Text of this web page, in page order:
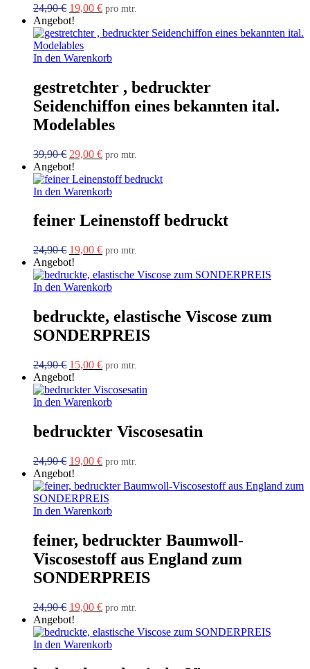
24,90€ Ursprünglicher
Preis
war:
24,90 €
19,00 €Aktueller
ist:
pro mtr.
Angebot!
In den Warenkorb
gestretchter , bedruckter
Seidenchiffon eines bekannten ital.
Modelables
39,90€ Ursprünglicher
Preis
war:
39,90 €
29,00 €Aktueller
ist:
29,00 €.
pro mtr.
Angebot!
In den Warenkorb
feiner Leinenstoff bedruckt
24,90€ Ursprünglicher
Preis
war:
24,90 €
19,00 €Aktueller
ist:
19,00 €.
pro mtr.
Angebot!
In den Warenkorb
bedruckte, elastische Viscose zum
SONDERPREIS
24,90€ Ursprünglicher
Preis
war:
24,90 €
15,00 €Aktueller
ist:
15,00 €.
pro mtr.
Angebot!
In den Warenkorb
bedruckter Viscosesatin
24,90€ Ursprünglicher
Preis
war:
24,90 €
19,00 €Aktueller
ist:
19,00 €.
pro mtr.
Angebot!
In den Warenkorb
feiner, bedruckter Baumwoll-
Viscosestoff aus England zum
SONDERPREIS
24,90€ Ursprünglicher
Preis
war:
24,90 €
19,00 €Aktueller
ist:
19,00 €.
pro mtr.
Angebot!
In den Warenkorb